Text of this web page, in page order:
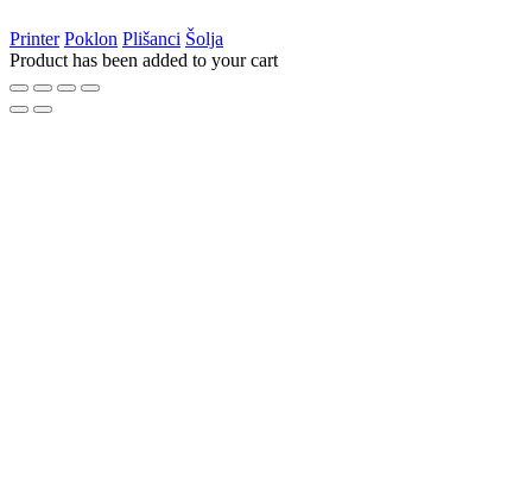
Printer Poklon Plišanci Šolja
Product has been added to your cart